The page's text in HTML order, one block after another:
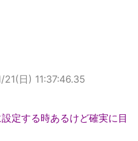
日) 11:37:46.35
定する時あるけど確実に目